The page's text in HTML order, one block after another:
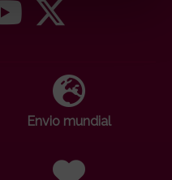
Envio mundial